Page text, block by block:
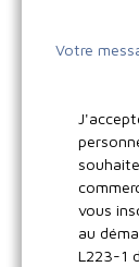
Votre
vous
au
L223-1